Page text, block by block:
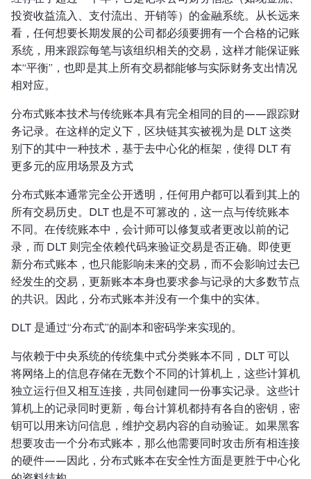
投资收益流入、支付流出、开销等）的金融系统。从长远来
看，任何想要长期发展的公司都必须要拥有一个合格的记账
系统，用来跟踪每笔与该组织相关的交易，这样才能保证账
本“平衡”，也即是其上所有交易都能够与实际财务支出情况
相对应。
分布式账本技术与传统账本具有完全相同的目的——跟踪财
务记录。在这样的定义下，区块链其实被视为是 DLT 这类
别下的其中一种技术，基于去中心化的框架，使得 DLT 有
更多元的应用场景及方式
分布式账本通常完全公开透明，任何用户都可以看到其上的
所有交易历史。DLT 也是不可篡改的，这一点与传统账本
不同。在传统账本中，会计师可以修复或者更改以前的记
录，而 DLT 则完全依赖代码来验证交易是否正确。即使更
新分布式账本，也只能影响未来的交易，而不会影响过去已
经发生的交易，更新账本本身也要求参与记录的大多数节点
的共识。因此，分布式账本并没有一个集中的实体。
DLT 是通过“分布式”的副本和密码学来实现的。
与依赖于中央系统的传统集中式分类账本不同，DLT 可以
将网络上的信息存储在无数个不同的计算机上，这些计算机
独立运行但又相互连接，共同创建同一份事实记录。这些计
算机上的记录同时更新，每台计算机都持有各自的密钥，密
钥可以用来访问信息，维护交易内容的自动验证。如果黑客
想要攻击一个分布式账本，那么他需要同时攻击所有相连接
的硬件——因此，分布式账本在安全性方面是更胜于中心化